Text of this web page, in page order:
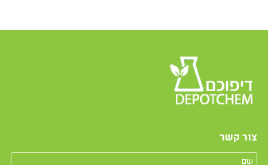
צור קשר